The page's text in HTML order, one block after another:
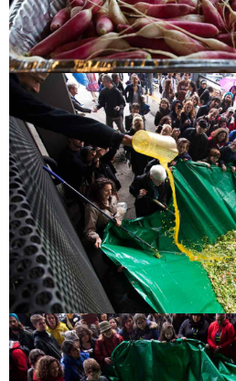
MAKE A SALAD
MAKE A